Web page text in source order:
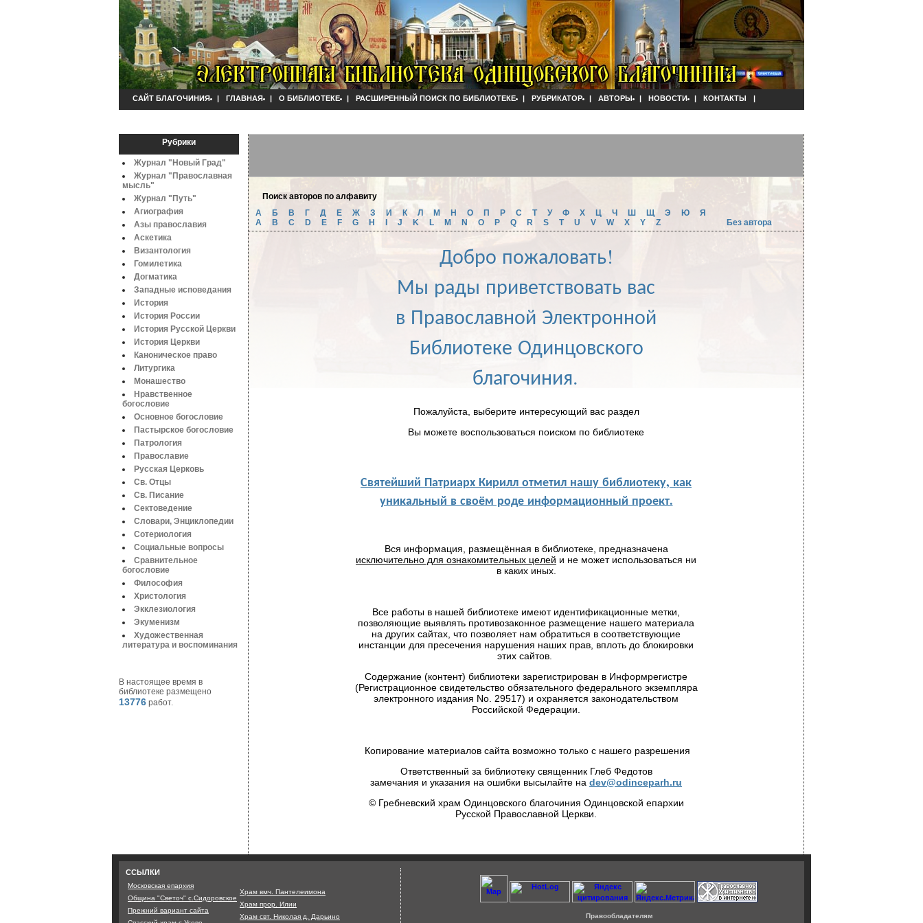
САЙТ БЛАГОЧИНИЯ | ГЛАВНАЯ | О БИБЛИОТЕКЕ | РАСШИРЕННЫЙ ПОИСК ПО БИБЛИОТЕКЕ | РУБРИКАТОР | АВТОРЫ | НОВОСТИ | КОНТАКТЫ |
Рубрики
Журнал "Новый Град"
Журнал "Православная
мысль"
Журнал "Путь"
Агиография
Азы православия
Аскетика
Византология
Гомилетика
Догматика
Западные исповедания
История
История России
История Русской Церкви
История Церкви
Каноническое право
Литургика
Монашество
Нравственное
богословие
Основное богословие
Пастырское богословие
Патрология
Православие
Русская Церковь
Св. Отцы
Св. Писание
Сектоведение
Словари, Энциклопедии
Сотериология
Социальные вопросы
Сравнительное
богословие
Философия
Христология
Экклезиология
Экуменизм
Художественная
литература и воспоминания
В настоящее время в
библиотеке размещено
13776 работ.
Поиск авторов по алфавиту
А
Б B Г Д Е Ж З И К Л М Н О П Р С Т У Ф Х Ц Ч Ш Щ Э Ю
Я
A
B C D E F G H J K L M N O P Q R S T U V W X Y Z Без автора
Добро пожаловать!
Мы рады приветствовать вас
в Православной Электронной
Библиотеке Одинцовского
благочиния.
Пожалуйста, выберите интересующий вас раздел
Вы можете воспользоваться поиском по библиотеке
Святейший Патриарх Кирилл отметил нашу библиотеку, как
уникальный в своём роде информационный проект.
Вся информация, размещённая в библиотеке, предназначена
исключительно для ознакомительных целей и не может использоваться ни
в каких иных.
Все работы в нашей библиотеке имеют идентификационные метки,
позволяющие выявлять противозаконное размещение нашего материала
на других сайтах, что позволяет нам обратиться в соответствующие
инстанции для пресечения нарушения наших прав, вплоть до блокировки
этих сайтов.
Содержание (контент) библиотеки зарегистрирован в Информрегистре
(Регистрационное свидетельство обязательного федерального экземпляра
электронного издания No. 29517) и охраняется законодательством
Российской Федерации.
Копирование материалов сайта возможно только с нашего разрешения
Ответственный за библиотеку священник Глеб Федотов
замечания и указания на ошибки высылайте на dev@odinceparh.ru
© Гребневский храм Одинцовского благочиния Одинцовской епархии
Русской Православной Церкви.
ССЫЛКИ
Московская епархия
Община "Светоч" с.Сидоровское
Прежний вариант сайта
Храм вмч. Пантелеимона
Храм прор. Илии
Храм свт. Николая д. Дарьино
Правообладателям